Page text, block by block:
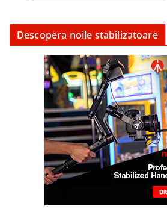
Descopera noile stabilizatoare